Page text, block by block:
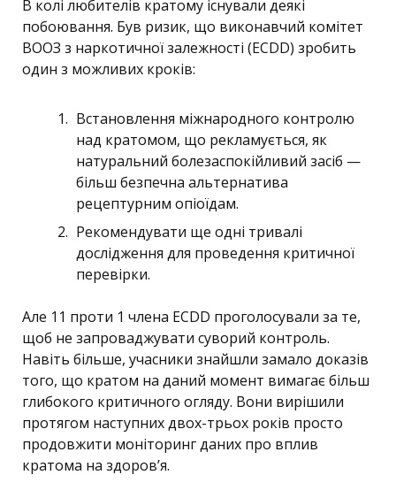
В колі любителів кратому існували деякі
побоювання. Був ризик, що виконавчий комітет
ВООЗ з наркотичної залежності (ECDD) зробить
один з можливих кроків:
Встановлення міжнародного контролю
над кратомом, що рекламується, як
натуральний болезаспокійливий засіб —
більш безпечна альтернатива
рецептурним опіоїдам.
Рекомендувати ще одні тривалі
дослідження для проведення критичної
перевірки.
Але 11 проти 1 члена ECDD проголосували за те,
щоб не запроваджувати суворий контроль.
Навіть більше, учасники знайшли замало доказів
того, що кратом на даний момент вимагає більш
глибокого критичного огляду. Вони вирішили
протягом наступних двох-трьох років просто
продовжити моніторинг даних про вплив
кратома на здоров’я.